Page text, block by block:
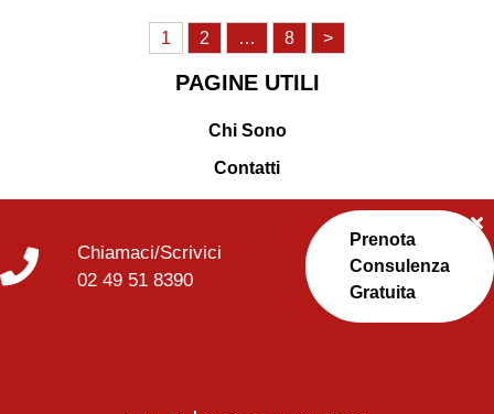
Paginazione
1 2 … 8 >
PAGINE UTILI
Chi Sono
Contatti
Chiamaci/Scrivici
02 49 51 8390
Prenota
Consulenza
Gratuita